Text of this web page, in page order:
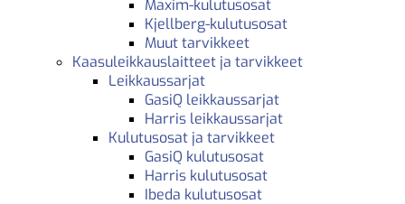
Maxim-kulutusosat
Kjellberg-kulutusosat
Muut tarvikkeet
Kaasuleikkauslaitteet ja tarvikkeet
Leikkaussarjat
GasiQ leikkaussarjat
Harris leikkaussarjat
Kulutusosat ja tarvikkeet
GasiQ kulutusosat
Harris kulutusosat
Ibeda kulutusosat